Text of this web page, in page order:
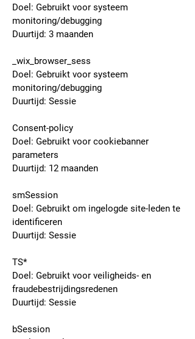
Doel: Gebruikt voor systeem
monitoring/debugging
Duurtijd: 3 maanden
_wix_browser_sess
Doel: Gebruikt voor systeem
monitoring/debugging
Duurtijd: Sessie
Consent-policy
Doel: Gebruikt voor cookiebanner
parameters
Duurtijd: 12 maanden
smSession
Doel: Gebruikt om ingelogde site-leden te
identificeren
Duurtijd: Sessie
TS*
Doel: Gebruikt voor veiligheids- en
fraudebestrijdingsredenen
Duurtijd: Sessie
bSession